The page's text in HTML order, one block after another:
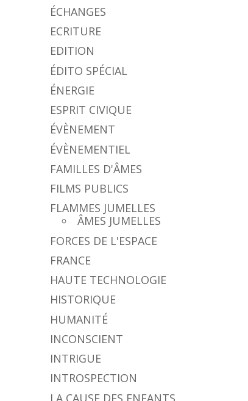
ÉCHANGES
ECRITURE
EDITION
ÉDITO SPÉCIAL
ÉNERGIE
ESPRIT CIVIQUE
ÉVÈNEMENT
ÉVÈNEMENTIEL
FAMILLES D'ÂMES
FILMS PUBLICS
FLAMMES JUMELLES
ÂMES JUMELLES
FORCES DE L'ESPACE
FRANCE
HAUTE TECHNOLOGIE
HISTORIQUE
HUMANITÉ
INCONSCIENT
INTRIGUE
INTROSPECTION
LA CAUSE DES ENFANTS